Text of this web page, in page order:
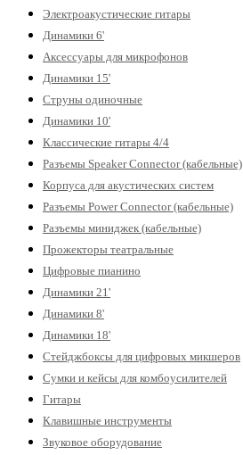
Электроакустические гитары
Динамики 6'
Аксессуары для микрофонов
Динамики 15'
Струны одиночные
Динамики 10'
Классические гитары 4/4
Разъемы Speaker Connector (кабельные)
Корпуса для акустических систем
Разъемы Power Connector (кабельные)
Разъемы миниджек (кабельные)
Прожекторы театральные
Цифровые пианино
Динамики 21'
Динамики 8'
Динамики 18'
Стейджбоксы для цифровых микшеров
Сумки и кейсы для комбоусилителей
Гитары
Клавишные инструменты
Звуковое оборудование